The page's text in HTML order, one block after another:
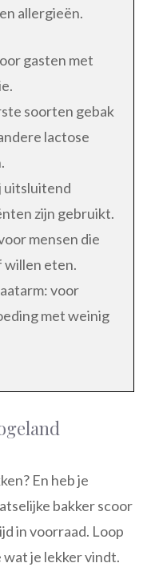
allergieën.
gasten met
soorten gebak
lactose
uitsluitend
zijn gebruikt.
mensen die
willen eten.
voor
met weinig
En heb je
bakker scoor
in voorraad. Loop
wat je lekker vindt.